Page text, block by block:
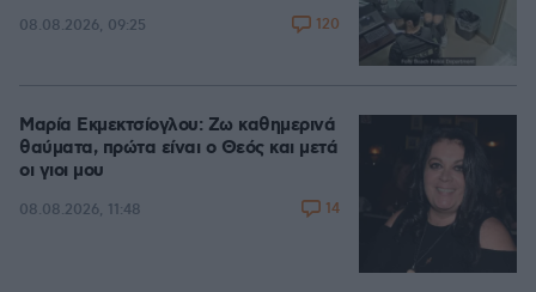
08.08.2026, 09:25 120
Μαρία Εκμεκτσίογλου: Ζω καθημερινά
θαύματα, πρώτα είναι ο Θεός και μετά
οι γιοι μου
08.08.2026, 11:48 14